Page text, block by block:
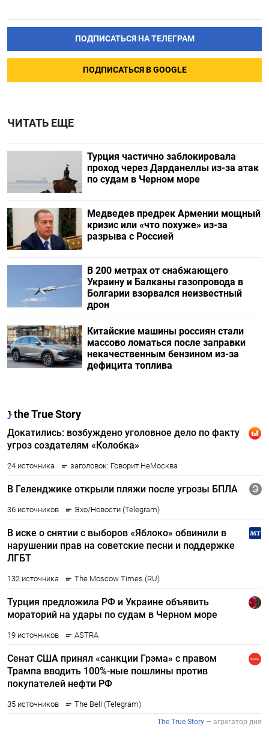
ПОДПИСАТЬСЯ НА ТЕЛЕГРАМ
ПОДПИСАТЬСЯ В GOOGLE
ЧИТАТЬ ЕЩЕ
Турция частично заблокировала
проход через Дарданеллы из-за атак
по судам в Черном море
Медведев предрек Армении мощный
кризис или «что похуже» из-за
разрыва с Россией
В 200 метрах от снабжающего
Украину и Балканы газопровода в
Болгарии взорвался неизвестный
дрон
Китайские машины россиян стали
массово ломаться после заправки
некачественным бензином из-за
дефицита топлива